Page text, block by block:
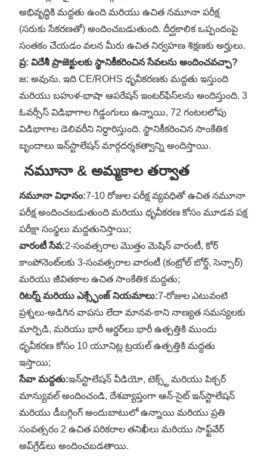
అభివృద్ధికి మద్దతు ఉంది మరియు ఉచిత నమూనా పరీక్ష
(సరుకు సేకరణతో) అందించబడుతుంది. దీర్ఘకాలిక ఒప్పందంపై
సంతకం చేయడం వలన మీరు ఉచిత నిర్వహణ శిక్షణకు అర్హులు.
ప్ర: విదేశీ ప్రాజెక్టులకు స్థానికీకరించిన సేవలను అందించవచ్చా?
జ: అవును. ఇది CE/ROHS ధృవీకరణకు మద్దతు ఇస్తుంది
మరియు బహుళ-భాషా ఆపరేషన్ ఇంటర్‌ఫేస్‌లను అందిస్తుంది. 3
ఓవర్సీస్ విడిభాగాల గిడ్డంగులు ఉన్నాయి, 72 గంటలలోపు
విడిభాగాల డెలివరీని నిర్ధారిస్తుంది. స్థానికీకరించిన సాంకేతిక
బృందాలు ఇన్‌స్టాలేషన్ మార్గదర్శకత్వాన్ని అందిస్తాయి.
నమూనా & అమ్మకాల తర్వాత
నమూనా విధానం:7-10 రోజుల పరీక్ష వ్యవధితో ఉచిత నమూనా
పరీక్ష అందించబడుతుంది మరియు ధృవీకరణ కోసం మూడవ పక్ష
పరీక్షా సంస్థలు మద్దతునిస్తాయి;
వారంటీ సేవ:2-సంవత్సరాల మొత్తం మెషిన్ వారంటీ, కోర్
కాంపోనెంట్‌లకు 3-సంవత్సరాల వారంటీ (కంట్రోల్ బోర్డ్, సెన్సార్)
మరియు జీవితకాల ఉచిత సాంకేతిక మద్దతు;
రిటర్న్ మరియు ఎక్స్ఛేంజ్ నియమాలు:7-రోజుల ఎటువంటి
ప్రశ్నలు-అడిగిన వాపసు లేదా మానవ-కాని నాణ్యత సమస్యలకు
మార్పిడి, మరియు భారీ ఆర్డర్‌లు భారీ ఉత్పత్తికి ముందు
ధృవీకరణ కోసం 10 యూనిట్ల ట్రయల్ ఉత్పత్తికి మద్దతు
ఇస్తాయి;
సేవా మద్దతు:ఇన్‌స్టాలేషన్ వీడియో, టెక్స్ట్ మరియు పిక్చర్
మాన్యువల్ అందించండి, దేశవ్యాప్తంగా ఆన్-సైట్ ఇన్‌స్టాలేషన్
మరియు డీబగ్గింగ్ అందుబాటులో ఉన్నాయి మరియు ప్రతి
సంవత్సరం 2 ఉచిత పరికరాల తనిఖీలు మరియు సాఫ్ట్‌వేర్
అప్‌గ్రేడ్‌లు అందించబడతాయి.